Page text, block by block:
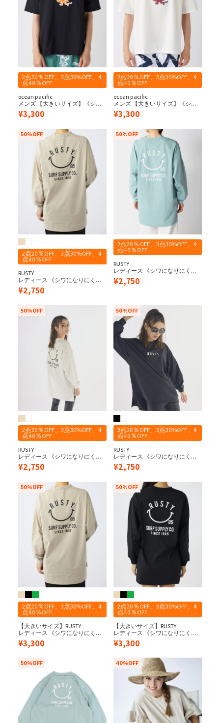
2点20％OFF、3点30%OFF、4
点40％OFF
ocean pacific
メンズ 【大きいサイズ】《シワ
になりにくい・軽量速乾・
UPF50+≫ペアテックス 水陸両用
¥3,300
2点20％OFF、3点30%OFF、4
点40％OFF
ocean pacific
メンズ 【大きいサイズ】《シワ
になりにくい・軽量速乾・
UPF50+≫ペアテックス 水陸両用
¥3,300
2点20％OFF、3点30%OFF、4
点40％OFF
RUSTY
レディース 《シワになりにく
い・軽量速乾・UPF50+≫ 水陸両
用 ペアテックス バックニコちゃ
50%OFF
¥2,750
2点20％OFF、3点30%OFF、4
点40％OFF
RUSTY
レディース 《シワになりにく
い・軽量速乾・UPF50+≫ 水陸両
用 ペアテックス バックニコちゃ
50%OFF
¥2,750
2点20％OFF、3点30%OFF、4
点40％OFF
RUSTY
レディース 《シワになりにく
い・軽量速乾・UPF50+≫ 水陸両
用 ペアテックス バックニコちゃ
50%OFF
¥2,750
2点20％OFF、3点30%OFF、4
点40％OFF
RUSTY
レディース 《シワになりにく
い・軽量速乾・UPF50+≫ 水陸両
用 ペアテックス バックニコちゃ
50%OFF
¥2,750
2点20％OFF、3点30%OFF、4
点40％OFF
【大きいサイズ】RUSTY
レディース 《シワになりにく
い・軽量速乾・UPF56+≫ 水陸両
用 ペアテックス バックニコちゃ
50%OFF
¥3,300
2点20％OFF、3点30%OFF、4
点40％OFF
【大きいサイズ】RUSTY
レディース 《シワになりにく
い・軽量速乾・UPF56+≫ 水陸両
用 ペアテックス バックニコちゃ
50%OFF
¥3,300
50%OFF 40%OFF